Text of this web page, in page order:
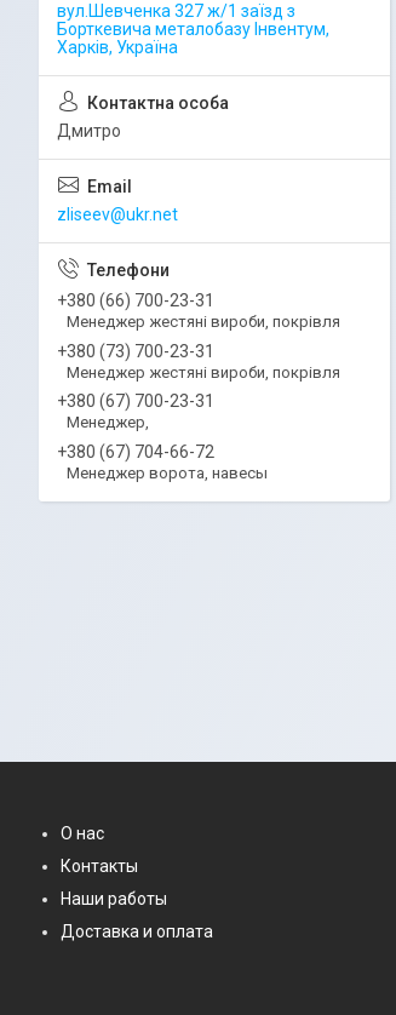
вул.Шевченка 327 ж/1 заїзд з
Борткевича металобазу Інвентум,
Харків, Україна
Дмитро
zliseev@ukr.net
+380 (66) 700-23-31
Менеджер жестяні вироби, покрівля
+380 (73) 700-23-31
Менеджер жестяні вироби, покрівля
+380 (67) 700-23-31
Менеджер,
+380 (67) 704-66-72
Менеджер ворота, навесы
О нас
Контакты
Наши работы
Доставка и оплата